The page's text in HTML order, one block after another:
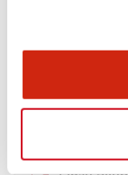
型錄和宣傳手冊